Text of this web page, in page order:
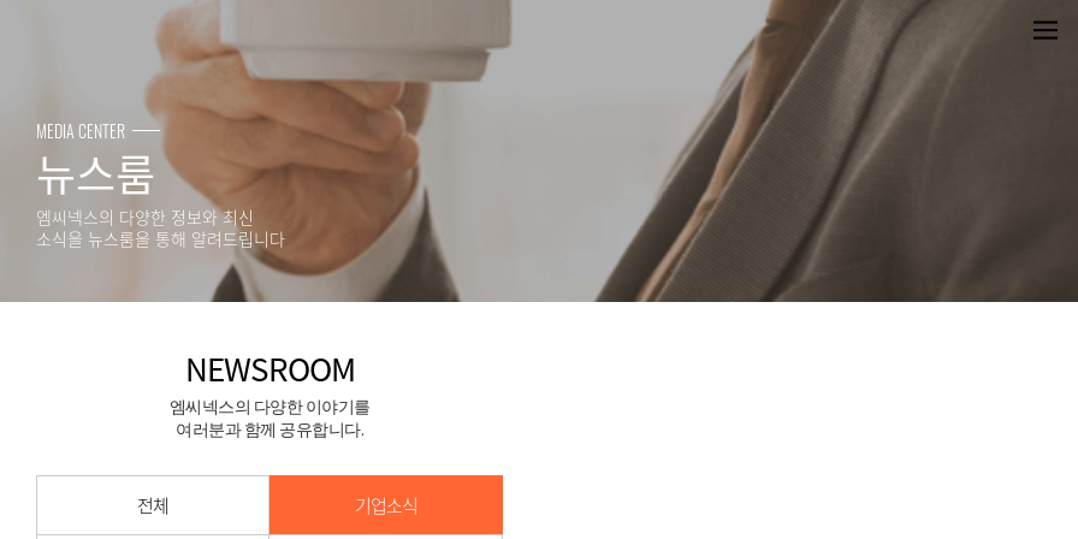
MEDIA CENTER
뉴스룸
엠씨넥스의 다양한 정보와 최신
소식을 뉴스룸을 통해 알려드립니다
NEWSROOM
엠씨넥스의 다양한 이야기를
여러분과 함께 공유합니다.
전체 기업소식